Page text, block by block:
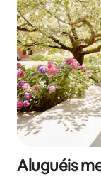
Aluguéis